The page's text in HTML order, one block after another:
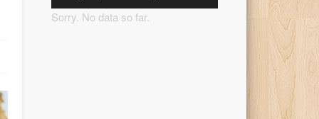
Sorry. No data so far.